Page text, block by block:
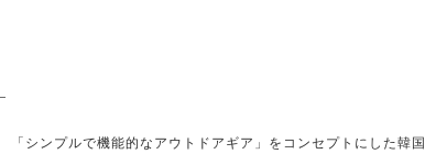
「シンプルで機能的なアウトドアギア」をコンセプトにした